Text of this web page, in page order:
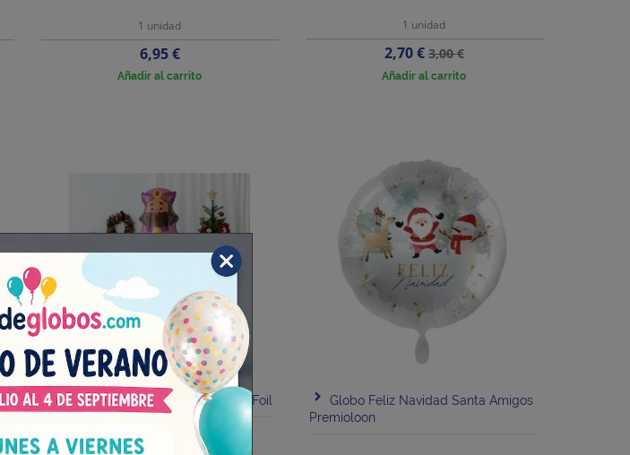
1 unidad
Precio
6,95 €
Añadir al carrito
1 unidad
Precio
2,70 €Precio
base
3,00 €
Añadir al carrito
Globo Rey Baltasar Entrañable Foil
Globo Feliz Navidad Santa Amigos
Premioloon